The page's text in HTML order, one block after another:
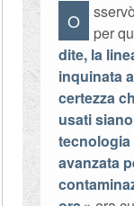
O
per
dite, la
inquinata
certezza
usati
avanzata